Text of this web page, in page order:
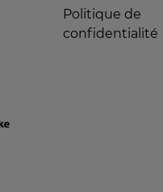
Politique de
confidentialité